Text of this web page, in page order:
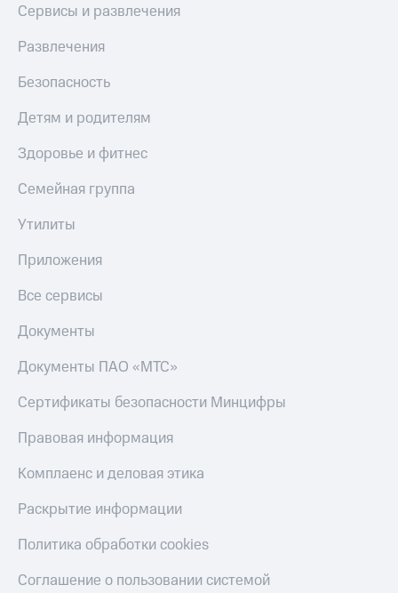
Сервисы и развлечения
Развлечения
Безопасность
Детям и родителям
Здоровье и фитнес
Семейная группа
Утилиты
Приложения
Все сервисы
Документы
Документы ПАО «МТС»
Сертификаты безопасности Минцифры
Правовая информация
Комплаенс и деловая этика
Раскрытие информации
Политика обработки cookies
Соглашение о пользовании системой